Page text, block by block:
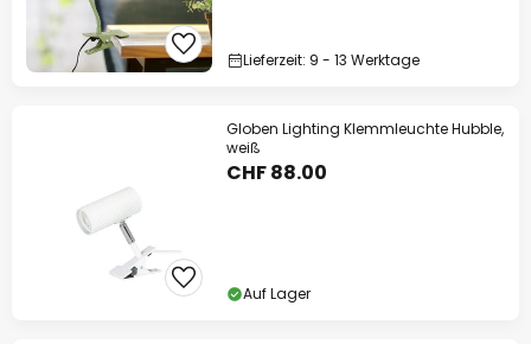
Lieferzeit: 9 - 13 Werktage
Globen Lighting Klemmleuchte Hubble,
weiß
CHF 88.00
Auf Lager